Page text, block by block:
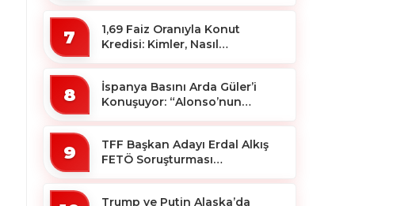
7
1,69 Faiz Oranıyla Konut
Kredisi: Kimler, Nasıl
8
İspanya Basını Arda Güler’i
Konuşuyor: “Alonso’nun
9
TFF Başkan Adayı Erdal Alkış
FETÖ Soruşturması
Trump ve Putin Alaska’da